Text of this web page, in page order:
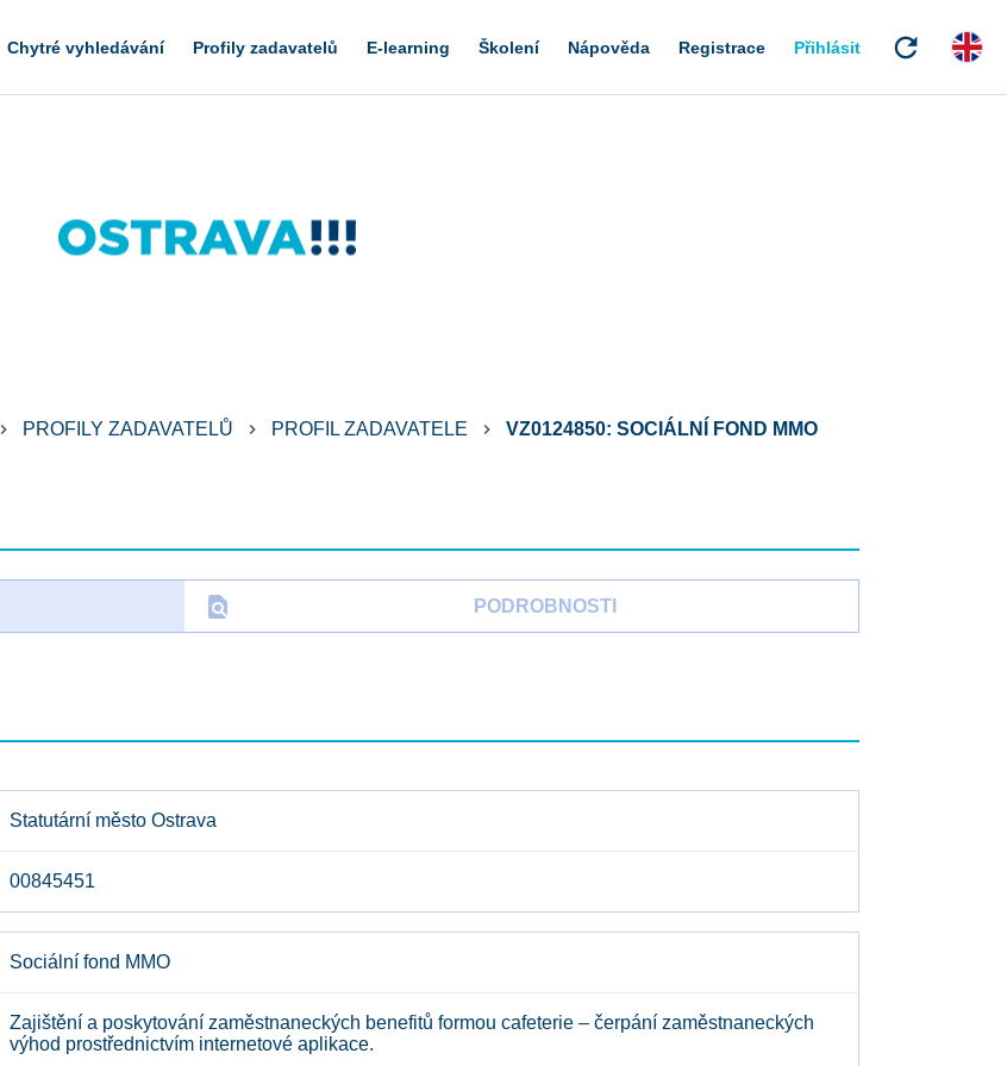
Chytré vyhledávání Profily zadavatelů E-learning Školení Nápověda Registrace Přihlásit refresh
keyboard_arrow_right PROFILY ZADAVATELŮ keyboard_arrow_right PROFIL ZADAVATELE keyboard_arrow_right VZ0124850: SOCIÁLNÍ FOND MMO
find_in_page PODROBNOSTI
Statutární město Ostrava
00845451
Sociální fond MMO
Zajištění a poskytování zaměstnaneckých benefitů formou cafeterie – čerpání zaměstnaneckých
výhod prostřednictvím internetové aplikace.